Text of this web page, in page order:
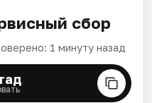
сбор
1 минуту назад